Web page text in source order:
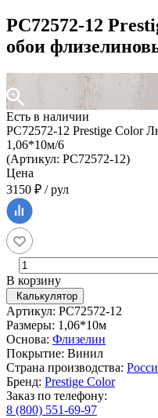
PC72572-12
обои
Есть в наличии
PC72572-12 Prestige Color
1,06*10м/6
(Артикул: PC72572-12)
Цена
3150 ₽ / рул
В корзину
Калькулятор
Артикул: PC72572-12
Размеры: 1,06*10м
Основа: Флизелин
Покрытие: Винил
Страна производства:
Бренд: Prestige Color
Заказ по телефону:
8 (800) 551-69-97